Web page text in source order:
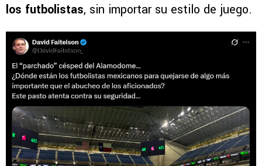
los futbolistas, sin importar su estilo de juego.